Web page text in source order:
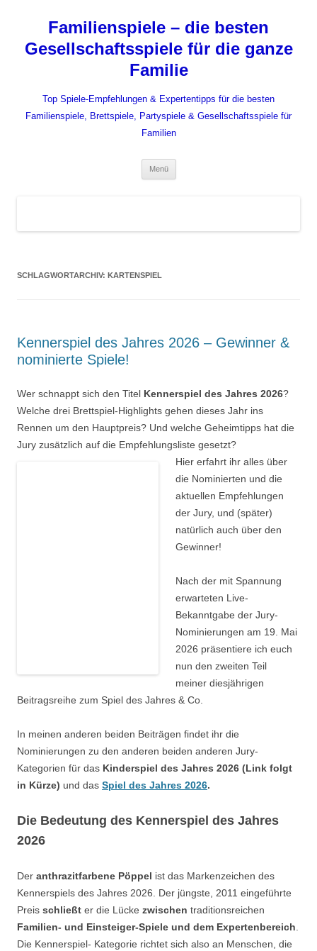
springenFamilienspiele – die besten
Gesellschaftsspiele für die ganze
Familie
Top Spiele-Empfehlungen & Expertentipps für die besten
Familienspiele, Brettspiele, Partyspiele & Gesellschaftsspiele für
Familien
Menü
SCHLAGWORTARCHIV: KARTENSPIEL
Kennerspiel des Jahres 2026 – Gewinner &
nominierte Spiele!
Wer schnappt sich den Titel Kennerspiel des Jahres 2026?
Welche drei Brettspiel-Highlights gehen dieses Jahr ins
Rennen um den Hauptpreis? Und welche Geheimtipps hat die
Jury zusätzlich auf die Empfehlungsliste gesetzt?
Hier erfahrt ihr alles über
die Nominierten und die
aktuellen Empfehlungen
der Jury, und (später)
natürlich auch über den
Gewinner!
Nach der mit Spannung
erwarteten Live-
Bekanntgabe der Jury-
Nominierungen am 19. Mai
2026 präsentiere ich euch
nun den zweiten Teil
meiner diesjährigen
Beitragsreihe zum Spiel des Jahres & Co.
In meinen anderen beiden Beiträgen findet ihr die
Nominierungen zu den anderen beiden anderen Jury-
Kategorien für das Kinderspiel des Jahres 2026 (Link folgt
in Kürze) und das Spiel des Jahres 2026.
Die Bedeutung des Kennerspiel des Jahres
2026
Der anthrazitfarbene Pöppel ist das Markenzeichen des
Kennerspiels des Jahres 2026. Der jüngste, 2011 eingeführte
Preis schließt er die Lücke zwischen traditionsreichen
Familien- und Einsteiger-Spiele und dem Expertenbereich.
Die Kennerspiel- Kategorie richtet sich also an Menschen, die